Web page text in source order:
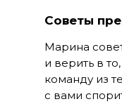
Советы
Марина
и верить в
команду из
с вами